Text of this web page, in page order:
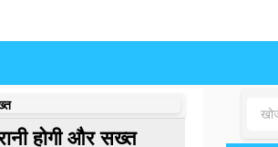
होगी और सख्त